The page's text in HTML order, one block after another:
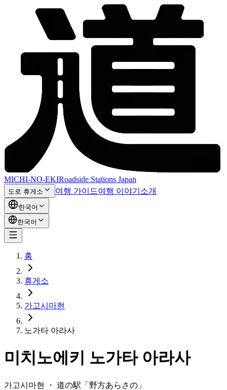
MICHI-NO-EKIRoadside Stations Japan
도로 휴게소 여행 가이드여행 이야기 소개
한국어
한국어
홈
휴게소
가고시마현
노가타 아라사
미치노에키 노가타 아라사
가고시마현 ・ 道の駅「 野方あらさの 」